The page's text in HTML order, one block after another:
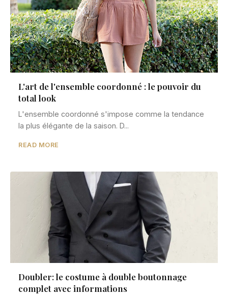
L'art de l'ensemble coordonné : le pouvoir du
total look
L'ensemble coordonné s'impose comme la tendance
la plus élégante de la saison. D...
READ MORE
Doubler: le costume à double boutonnage
complet avec informations